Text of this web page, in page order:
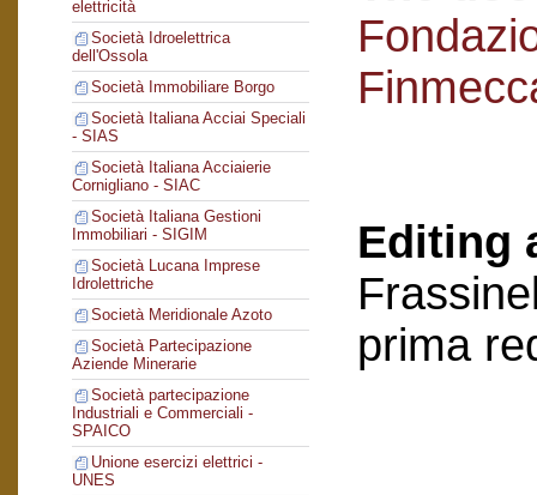
elettricità
Società Idroelettrica
dell'Ossola
Società Immobiliare Borgo
Società Italiana Acciai Speciali
- SIAS
Società Italiana Acciaierie
Cornigliano - SIAC
Società Italiana Gestioni
Immobiliari - SIGIM
Società Lucana Imprese
Idrolettriche
Società Meridionale Azoto
Società Partecipazione
Aziende Minerarie
Società partecipazione
Industriali e Commerciali -
SPAICO
Unione esercizi elettrici -
UNES
Editing
prima